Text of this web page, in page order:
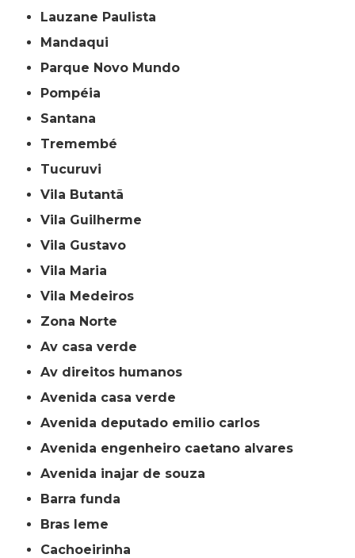
Lauzane Paulista
Mandaqui
Parque Novo Mundo
Pompéia
Santana
Tremembé
Tucuruvi
Vila Butantã
Vila Guilherme
Vila Gustavo
Vila Maria
Vila Medeiros
Zona Norte
av casa verde
av direitos humanos
avenida casa verde
avenida deputado emilio carlos
avenida engenheiro caetano alvares
avenida inajar de souza
barra funda
bras leme
cachoeirinha